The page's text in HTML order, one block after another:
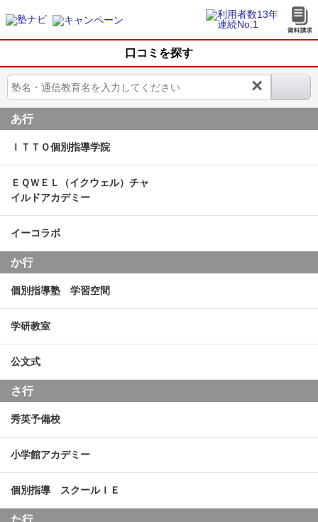
口コミを探す
×
あ行
ＩＴＴＯ個別指導学院
ＥＱＷＥＬ（イクウェル）チャ
イルドアカデミー
イーコラボ
か行
個別指導塾 学習空間
学研教室
公文式
さ行
秀英予備校
小学館アカデミー
個別指導 スクールＩＥ
た行